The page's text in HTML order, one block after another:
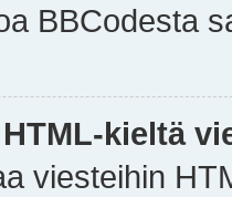
BBCodesta
kieltä
viesteihin